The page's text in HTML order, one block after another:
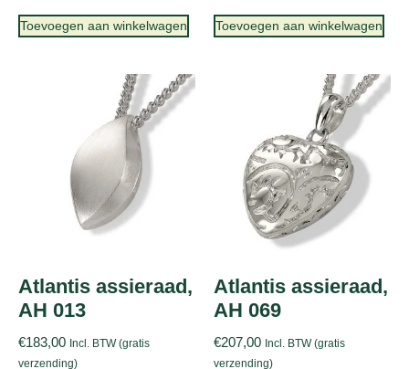
Toevoegen aan winkelwagen Toevoegen aan winkelwagen
Atlantis assieraad,
AH 013
€183,00 Incl. BTW (gratis
verzending)
Atlantis assieraad,
AH 069
€207,00 Incl. BTW (gratis
verzending)